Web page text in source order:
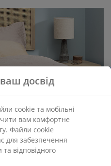
досвід
cookie та мобільні
вам комфортне
Файли cookie
для забезпечення
відповідного